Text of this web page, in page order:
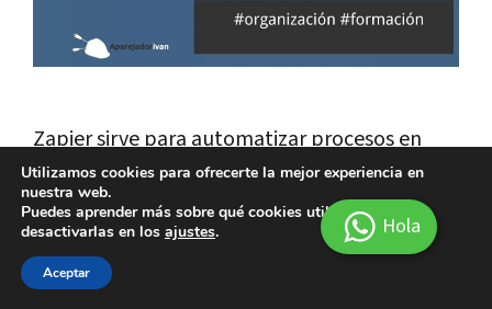
Zapier sirve para automatizar procesos en
internet. Es parecido a IFTTT pero tiene
muchas más opciones. Te cuento cómo lo uso
yo para recopilar formación interesante que
me llega a través del email, feedly, pocket, …
Utilizamos cookies para ofrecerte la mejor experiencia en
nuestra web.
Puedes aprender más sobre qué cookies utilizamos o
desactivarlas en los ajustes.
Aceptar
Hola